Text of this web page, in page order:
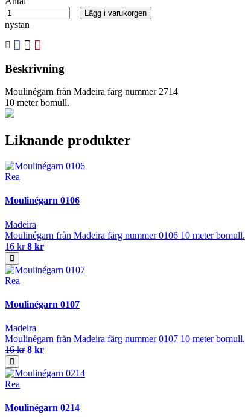
nystan
Lägg i varukorgen
Beskrivning
Moulinégarn från Madeira färg nummer 2714
10 meter bomull.
Liknande produkter
Rea
Moulinégarn 0106
Madeira
Moulinégarn från Madeira färg nummer 0106 10 meter bomull.
16 kr 8 kr
Rea
Moulinégarn 0107
Madeira
Moulinégarn från Madeira färg nummer 0107 10 meter bomull.
16 kr 8 kr
Rea
Moulinégarn 0214